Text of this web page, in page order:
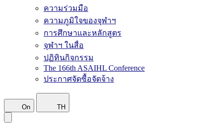
ความร่วมมือ
ความภูมิใจของจุฬาฯ
การศึกษาและหลักสูตร
จุฬาฯ ในสื่อ
ปฏิทินกิจกรรม
The 166th ASAIHL Conference
ประกาศจัดซื้อจัดจ้าง
On TH